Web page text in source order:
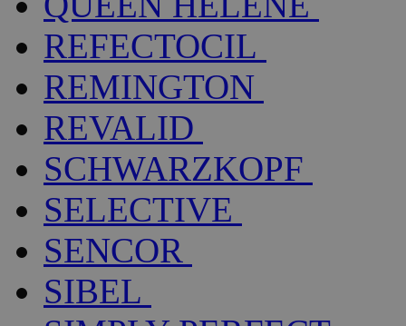
REFECTOCIL
REMINGTON
REVALID
SCHWARZKOPF
SELECTIVE
SENCOR
SIBEL